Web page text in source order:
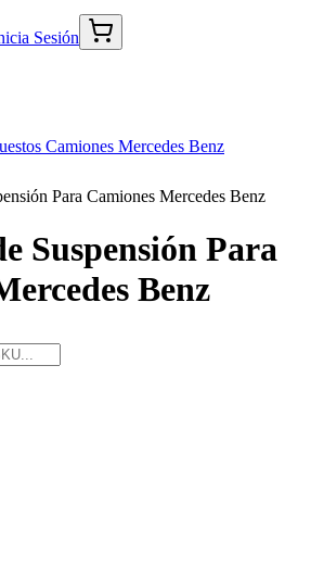
Sesión
Camiones Mercedes Benz
Para Camiones Mercedes Benz
Suspensión Para
Benz